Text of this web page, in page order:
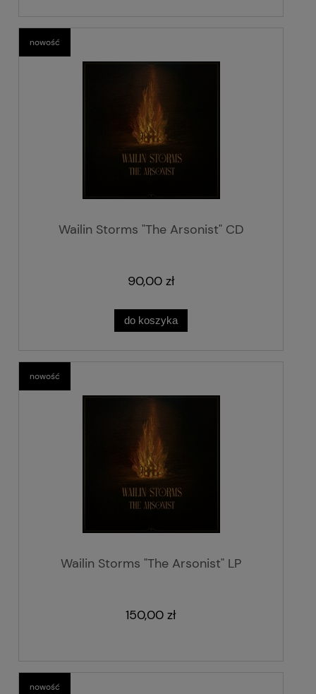
Wailin Storms "The Arsonist" CD
90,00 zł
do koszyka
nowość
Wailin Storms "The Arsonist" LP
150,00 zł
nowość
nowość